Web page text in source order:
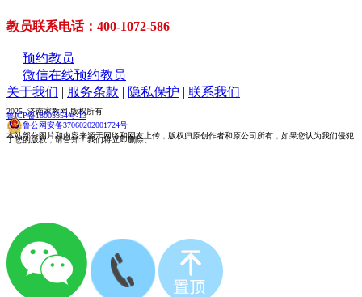
教员联系电话：400-1072-586
预约教员
微信在线预约教员
关于我们 | 服务条款 | 隐私保护 | 联系我们
2025 济南家教网 版权所有
鲁ICP备18005554号-13
鲁公网安备37060202001724号
本站部分图片和内容来源于网络和网友上传，版权归原创作者和原公司所有，如果您认为我们侵犯
了您的版权，请告知！我们将立即删除。